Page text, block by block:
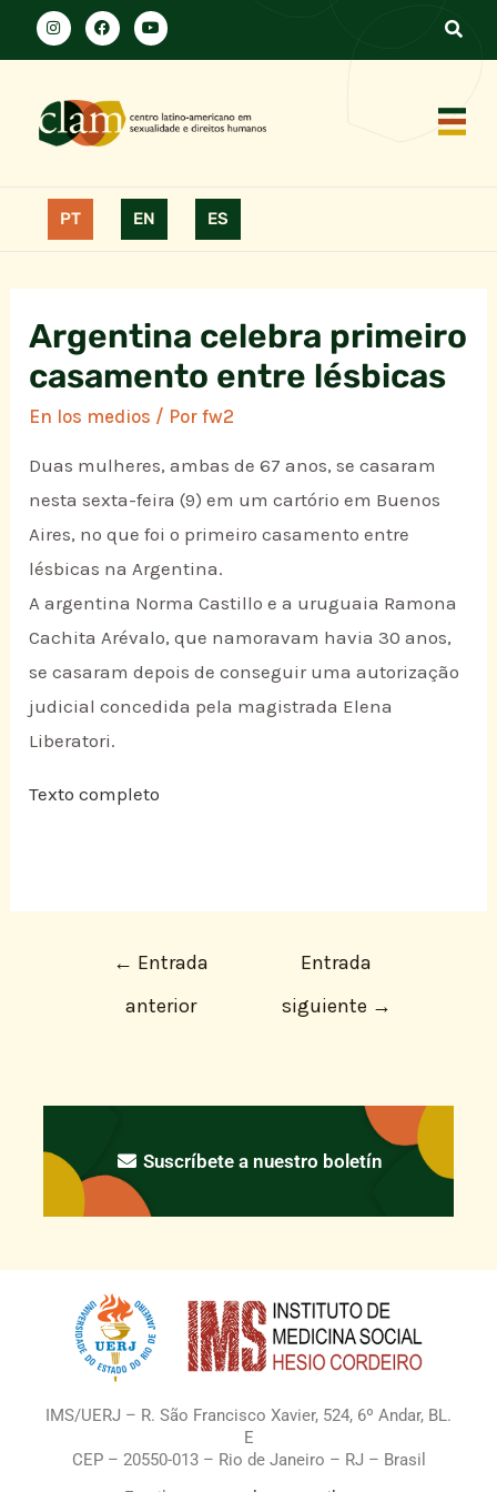
PT EN ES
Argentina celebra primeiro
casamento entre lésbicas
En los medios / Porfw2
Duas mulheres, ambas de 67 anos, se casaram
nesta sexta-feira (9) em um cartório em Buenos
Aires, no que foi o primeiro casamento entre
lésbicas na Argentina.
A argentina Norma Castillo e a uruguaia Ramona
Cachita Arévalo, que namoravam havia 30 anos,
se casaram depois de conseguir uma autorização
judicial concedida pela magistrada Elena
Liberatori.
Texto completo
← Entrada
anterior
Entrada
siguiente →
Suscríbete a nuestro boletín
IMS/UERJ – R. São Francisco Xavier, 524, 6º Andar, BL.
E
CEP – 20550-013 – Rio de Janeiro – RJ – Brasil